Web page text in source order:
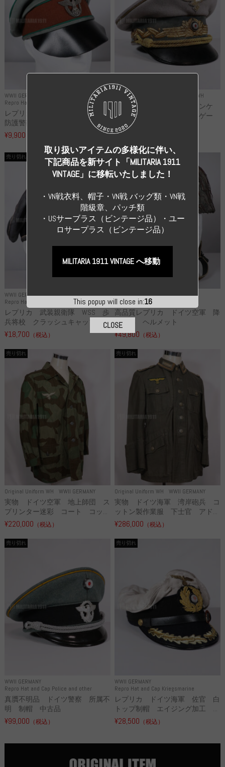
WWII GERMANY
Repro Hat and Cap Police and other
レプリカ ドイツ秩序警察 都市
防護警察 クラッシュキャップ...
¥9,900
WWII GERMANY Repro Uniforms WH
レプリカ ミヒャエル・ヤンケ
製 国家元帥 ヘルマン・ゲー
リ...
¥55,000
WWII GERMANY
Repro Hat and Cap SS and WSS
売り切れ
レプリカ 武装親衛隊 WSS 歩
兵将校 クラッシュキャップ ...
¥18,700 （税込）
WWII GERMANY
Repro Hat and Cap Luftwaffe
売り切れ
高品質レプリカ ドイツ空軍 降
下猟兵 ヘルメット
¥49,800 （税込）
Original Uniform WH WWII GERMANY
売り切れ
実物 ドイツ空軍 地上師団 ス
プリンター迷彩 コート コッ...
¥220,000 （税込）
Original Uniform WH WWII GERMANY
売り切れ
実物 ドイツ海軍 湾岸砲兵 コ
ットン製作業服 下士官 アド...
¥286,000 （税込）
WWII GERMANY
Repro Hat and Cap Police and other
売り切れ
真贋不明品 ドイツ警察 所属不
明 制帽 中古品
¥99,000 （税込）
WWII GERMANY
Repro Hat and Cap Kriegsmarine
売り切れ
レプリカ ドイツ海軍 佐官 白
トップ制帽 エイジング加工 ...
¥28,500 （税込）
This popup will close in:15
取り扱いアイテムの多様化に伴い、
下記商品を新サイト「MILITARIA 1911
VINTAGE」に移転いたしました！
・VN戦衣料、帽子・VN戦 バッグ類・VN戦
階級章、パッチ類
・USサーブラス（ビンテージ品）・ユー
ロサープラス（ビンテージ品）
MILITARIA 1911 VINTAGE へ移動
CLOSE